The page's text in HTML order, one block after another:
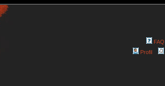
FAQ
Profil